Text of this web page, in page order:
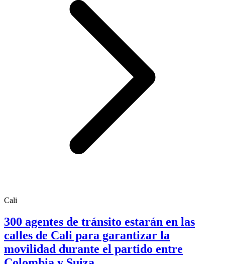
Cali
300 agentes de tránsito estarán en las
calles de Cali para garantizar la
movilidad durante el partido entre